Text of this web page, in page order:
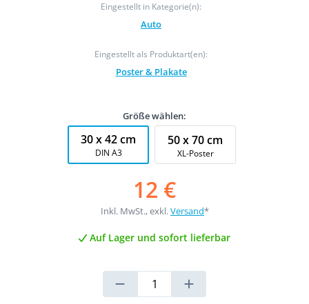
Eingestellt in Kategorie(n):
Auto
Eingestellt als Produktart(en):
Poster & Plakate
Größe wählen:
30 x 42 cm
DIN A3
50 x 70 cm
XL-Poster
12 €
Inkl. MwSt., exkl.Versand*
Auf Lager und sofort lieferbar